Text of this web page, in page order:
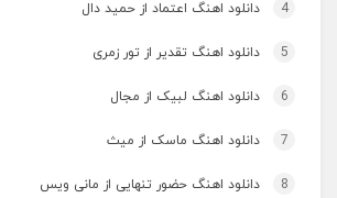
4 دانلود اهنگ اعتماد از حمید دال
5 دانلود اهنگ تقدیر از تور زمری
6 دانلود اهنگ لبیک از مجال
7 دانلود اهنگ ماسک از میث
8 دانلود اهنگ حضور تنهایی از مانی ویس